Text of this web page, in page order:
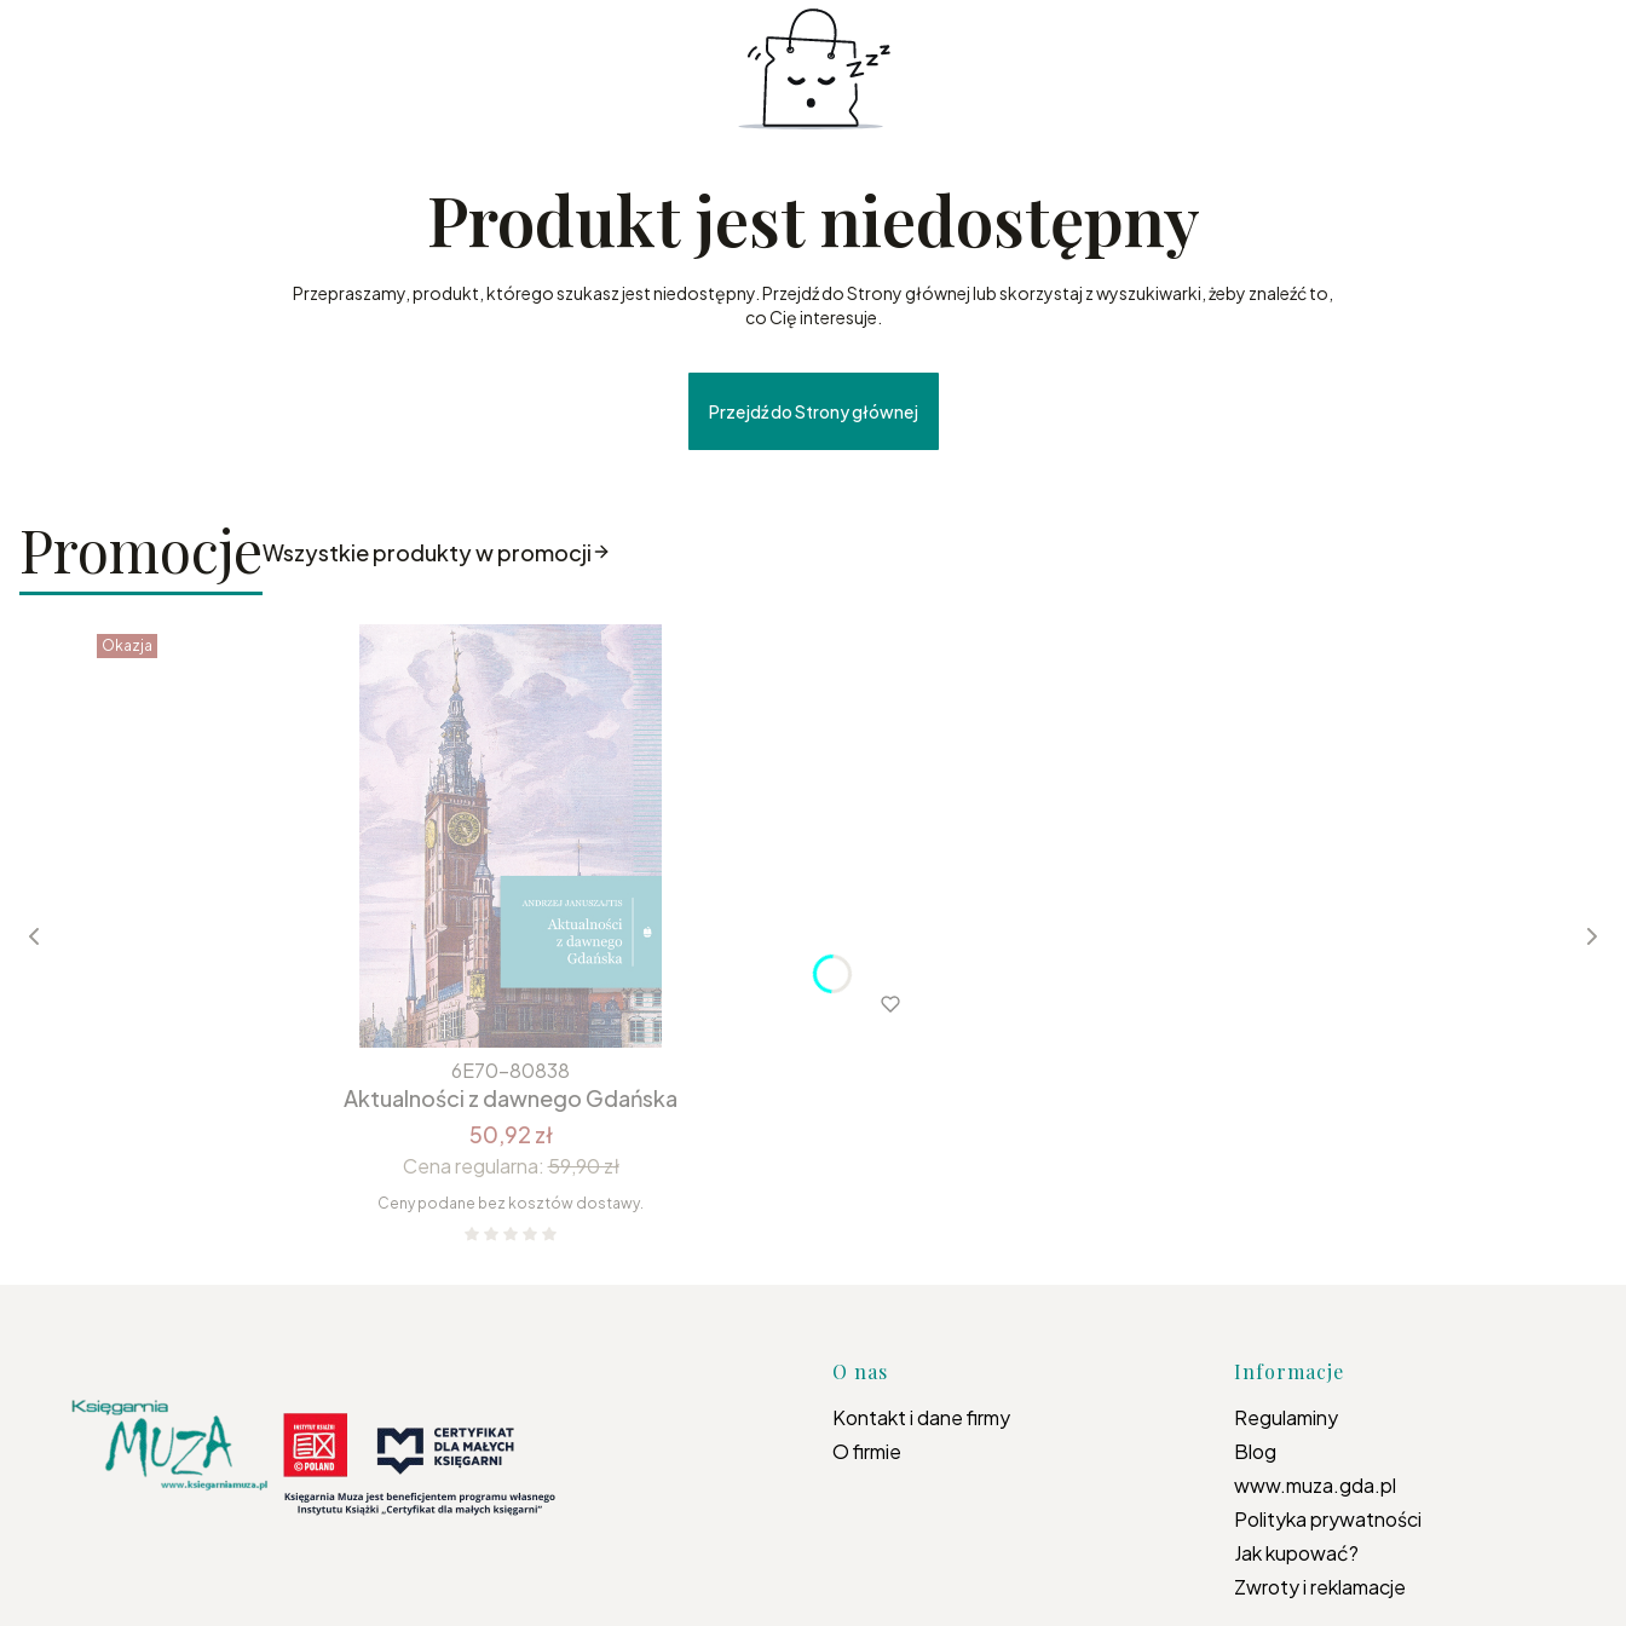
Produkt jest niedostępny
Przepraszamy, produkt, którego szukasz jest niedostępny. Przejdź do Strony głównej lub skorzystaj z wyszukiwarki, żeby znaleźć to,
co Cię interesuje.
Przejdź do Strony głównej
PromocjeWszystkie produkty w promocji
Okazja
6E70-80838
Aktualności z dawnego Gdańska
50,92 zł
Cena regularna: 59,90 zł
Ceny podane bez kosztów dostawy.
Linki w stopce
O nas
Kontakt i dane firmy
O firmie
Informacje
Regulaminy
Blog
www.muza.gda.pl
Polityka prywatności
Jak kupować?
Zwroty i reklamacje